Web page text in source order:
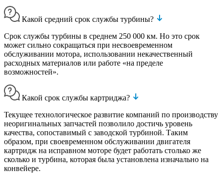
Какой средний срок службы турбины?
Срок службы турбины в среднем 250 000 км. Но это срок
может сильно сокращаться при несвоевременном
обслуживании мотора, использовании некачественный
расходных материалов или работе «на пределе
возможностей».
Какой срок службы картриджа?
Текущее технологическое развитие компаний по производству
неоригинальных запчастей позволило достичь уровень
качества, сопоставимый с заводской турбиной. Таким
образом, при своевременном обслуживании двигателя
картридж на исправном моторе будет работать столько же
сколько и турбина, которая была установлена изначально на
конвейере.